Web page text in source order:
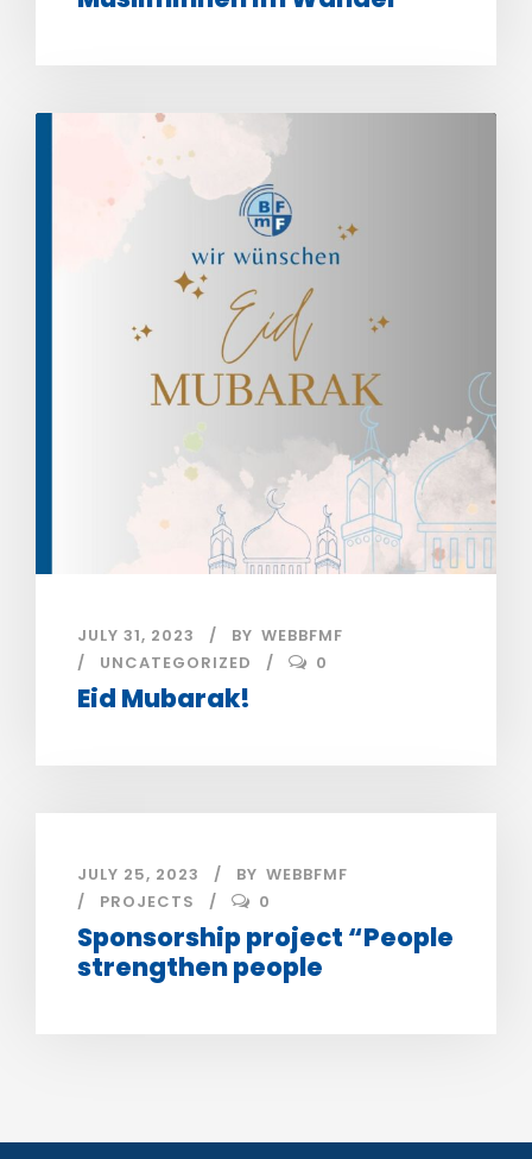
JULY 31, 2023 BY WEBBFMF
UNCATEGORIZED
0
Eid Mubarak!
JULY 25, 2023 BY WEBBFMF
PROJECTS
0
Sponsorship project “People
strengthen people